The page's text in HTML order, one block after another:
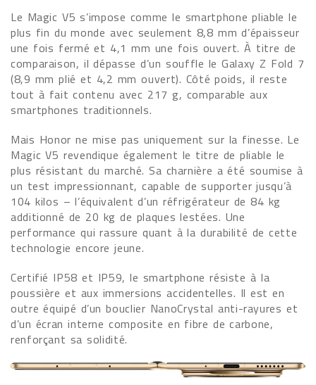
Le Magic V5 s’impose comme le smartphone pliable le
plus fin du monde avec seulement 8,8 mm d’épaisseur
une fois fermé et 4,1 mm une fois ouvert. À titre de
comparaison, il dépasse d’un souffle le Galaxy Z Fold 7
(8,9 mm plié et 4,2 mm ouvert). Côté poids, il reste
tout à fait contenu avec 217 g, comparable aux
smartphones traditionnels.
Mais Honor ne mise pas uniquement sur la finesse. Le
Magic V5 revendique également le titre de pliable le
plus résistant du marché. Sa charnière a été soumise à
un test impressionnant, capable de supporter jusqu’à
104 kilos – l’équivalent d’un réfrigérateur de 84 kg
additionné de 20 kg de plaques lestées. Une
performance qui rassure quant à la durabilité de cette
technologie encore jeune.
Certifié IP58 et IP59, le smartphone résiste à la
poussière et aux immersions accidentelles. Il est en
outre équipé d’un bouclier NanoCrystal anti-rayures et
d’un écran interne composite en fibre de carbone,
renforçant sa solidité.